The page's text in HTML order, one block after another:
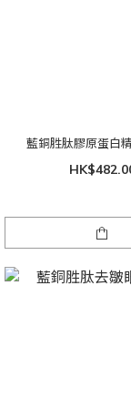
藍銅胜肽膠原蛋白